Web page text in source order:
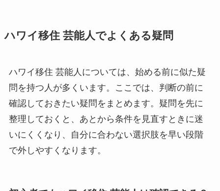
ハワイ移住 芸能人でよくある疑問
ハワイ移住 芸能人については、始める前に似た疑
問を持つ人が多くいます。ここでは、判断の前に
確認しておきたい疑問をまとめます。疑問を先に
整理しておくと、あとから条件を見直すときに迷
いにくくなり、自分に合わない選択肢を早い段階
で外しやすくなります。